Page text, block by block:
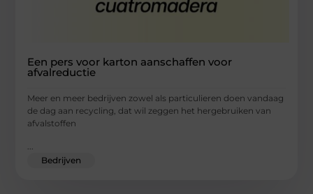
Een pers voor karton aanschaffen voor
afvalreductie
Meer en meer bedrijven zowel als particulieren doen vandaag
de dag aan recycling, dat wil zeggen het hergebruiken van
afvalstoffen
Bedrijven